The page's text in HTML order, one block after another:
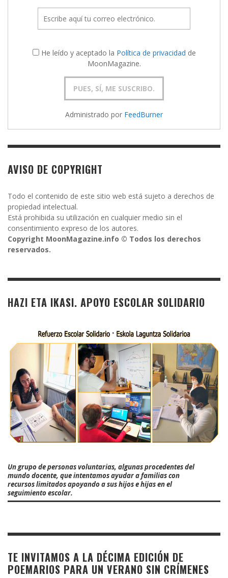
He leído y aceptado la Política de privacidad de
MoonMagazine.
Administrado por FeedBurner
AVISO DE COPYRIGHT
Todo el contenido de este sitio web está sujeto a derechos de
propiedad intelectual.
Está prohibida su utilización en cualquier medio sin el
consentimiento expreso de los autores.
Copyright MoonMagazine.info © Todos los derechos
reservados.
HAZI ETA IKASI. APOYO ESCOLAR SOLIDARIO
Un grupo de personas voluntarias, algunas procedentes del
mundo docente, que intentamos ayudar a familias con
recursos limitados apoyando a sus hijos e hijas en el
seguimiento escolar.
TE INVITAMOS A LA DÉCIMA EDICIÓN DE
POEMARIOS PARA UN VERANO SIN CRÍMENES